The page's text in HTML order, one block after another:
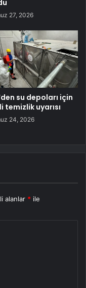
27, 2026
su depoları için
temizlik uyarısı
24, 2026
alanlar * ile